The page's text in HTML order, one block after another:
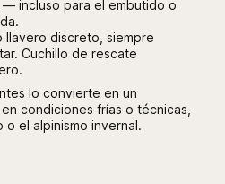
incluso para el embutido o
llavero discreto, siempre
Cuchillo de rescate
lo convierte en un
condiciones frías o técnicas,
o el alpinismo invernal.